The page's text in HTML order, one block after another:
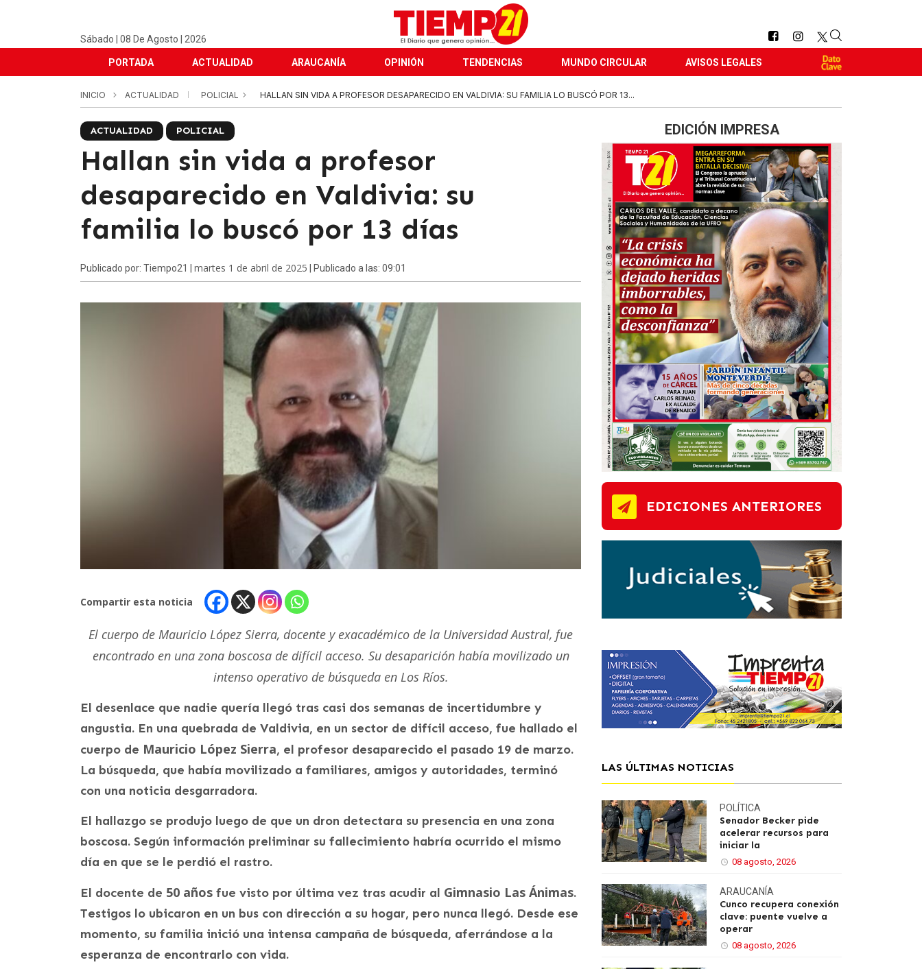
Sábado | 08 De Agosto | 2026
PORTADA ACTUALIDAD ARAUCANÍA OPINIÓN TENDENCIAS MUNDO CIRCULAR AVISOS LEGALES
INICIO ACTUALIDAD POLICIAL HALLAN SIN VIDA A PROFESOR DESAPARECIDO EN VALDIVIA: SU FAMILIA LO BUSCÓ POR 13...
ACTUALIDAD POLICIAL
Hallan sin vida a profesor
desaparecido en Valdivia: su
familia lo buscó por 13 días
Publicado por: Tiempo21 | martes 1 de abril de 2025 | Publicado a las: 09:01
Compartir esta noticia
El cuerpo de Mauricio López Sierra, docente y exacadémico de la Universidad Austral, fue
encontrado en una zona boscosa de difícil acceso. Su desaparición había movilizado un
intenso operativo de búsqueda en Los Ríos.
El desenlace que nadie quería llegó tras casi dos semanas de incertidumbre y
angustia. En una quebrada de Valdivia, en un sector de difícil acceso, fue hallado el
cuerpo de Mauricio López Sierra, el profesor desaparecido el pasado 19 de marzo.
La búsqueda, que había movilizado a familiares, amigos y autoridades, terminó
con una noticia desgarradora.
El hallazgo se produjo luego de que un dron detectara su presencia en una zona
boscosa. Según información preliminar su fallecimiento habría ocurrido el mismo
día en que se le perdió el rastro.
El docente de 50 años fue visto por última vez tras acudir al Gimnasio Las Ánimas.
Testigos lo ubicaron en un bus con dirección a su hogar, pero nunca llegó. Desde ese
momento, su familia inició una intensa campaña de búsqueda, aferrándose a la
esperanza de encontrarlo con vida.
EDICIÓN IMPRESA
EDICIONES ANTERIORES
LAS ÚLTIMAS NOTICIAS
POLÍTICA
Senador Becker pide
acelerar recursos para
iniciar la
08 agosto, 2026
ARAUCANÍA
Cunco recupera conexión
clave: puente vuelve a
operar
08 agosto, 2026